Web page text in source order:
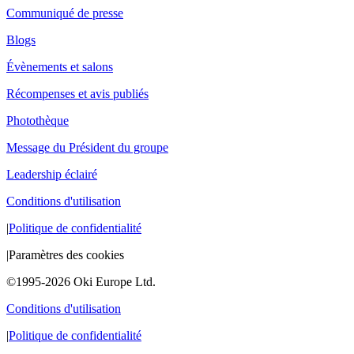
Communiqué de presse
Blogs
Évènements et salons
Récompenses et avis publiés
Photothèque
Message du Président du groupe
Leadership éclairé
Conditions d'utilisation
|Politique de confidentialité
|Paramètres des cookies
©1995-2026 Oki Europe Ltd.
Conditions d'utilisation
|Politique de confidentialité